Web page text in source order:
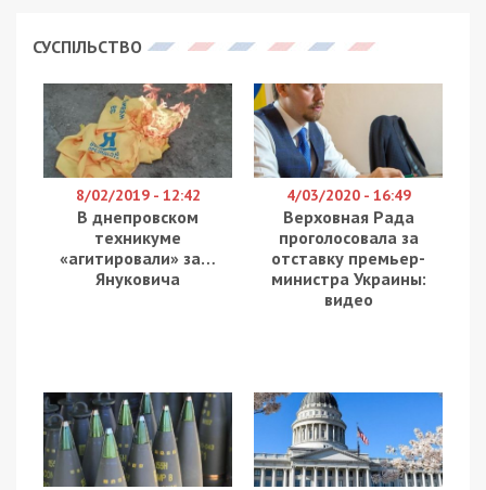
Напомним, сегодня, 24 февраля, в 5:00,
кремлевский режим обстрелял пограничные
пункты и объекты военной инфраструктуры, в
частности аэропорты. Вместе с тем, Генштаб
Вооруженных сил Украины сообщает, что
ситуация контролируемая.
Мэр Днепра Борис Филатов призвал не
паниковать и воздержаться от посещения
детских садов и школ. Однако отметил, что
гражданскому населению угрозы нет.
Также прошу всех воздержаться от постов «Тут взрыв»,
«Сюда сбросили бомбу».
Не разгоняйте фейки о «десанте в Мариуполе и Одессе».
Займитесь лучше родными и близкими.